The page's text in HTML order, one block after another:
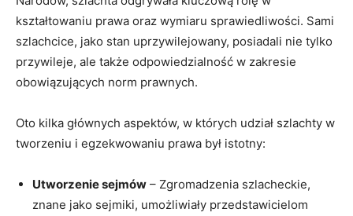
kształtowaniu prawa oraz wymiaru sprawiedliwości. Sami
szlachcice, jako stan uprzywilejowany, posiadali nie tylko
przywileje, ale także odpowiedzialność w zakresie
obowiązujących norm prawnych.
Oto kilka głównych aspektów, w których udział szlachty w
tworzeniu i egzekwowaniu prawa był istotny:
Utworzenie sejmów – Zgromadzenia szlacheckie,
znane jako sejmiki, umożliwiały przedstawicielom